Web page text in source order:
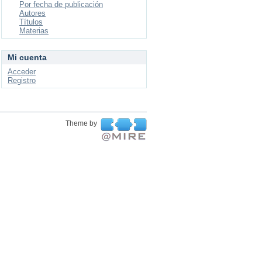
Por fecha de publicación
Autores
Títulos
Materias
Mi cuenta
Acceder
Registro
Theme by